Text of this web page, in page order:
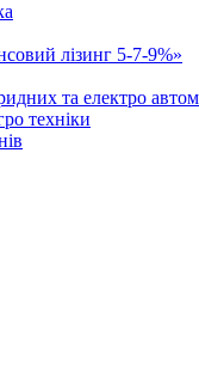
лізинг 5-7-9%»
та електро
техніки